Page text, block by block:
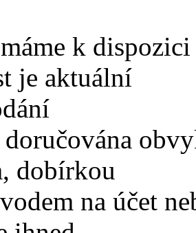
k
je aktuální
dobírkou
na účet